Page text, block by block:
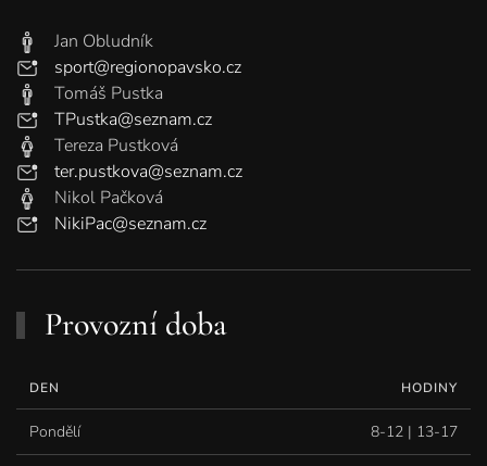
Jan Obludník
sport@regionopavsko.cz
Tomáš Pustka
TPustka@seznam.cz
Tereza Pustková
ter.pustkova@seznam.cz
Nikol Pačková
NikiPac@seznam.cz
Provozní doba
DEN HODINY
Pondělí 8-12 | 13-17